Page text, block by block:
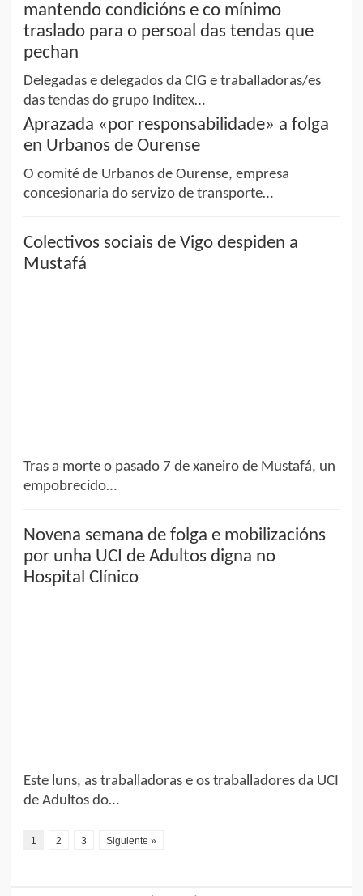
mantendo condicións e co mínimo
traslado para o persoal das tendas que
pechan
Delegadas e delegados da CIG e traballadoras/es
das tendas do grupo Inditex…
Aprazada «por responsabilidade» a folga
en Urbanos de Ourense
O comité de Urbanos de Ourense, empresa
concesionaria do servizo de transporte…
Colectivos sociais de Vigo despiden a
Mustafá
Tras a morte o pasado 7 de xaneiro de Mustafá, un
empobrecido…
Novena semana de folga e mobilizacións
por unha UCI de Adultos digna no
Hospital Clínico
Este luns, as traballadoras e os traballadores da UCI
de Adultos do…
1 2 3 Siguiente »